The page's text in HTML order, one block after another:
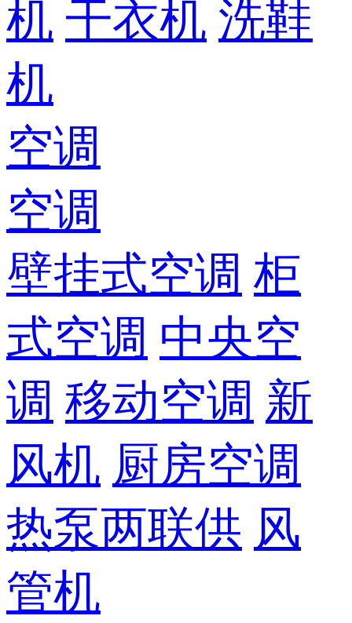
机 干衣机 洗鞋
机
空调
空调
壁挂式空调 柜
式空调 中央空
调 移动空调 新
风机 厨房空调
热泵两联供 风
管机